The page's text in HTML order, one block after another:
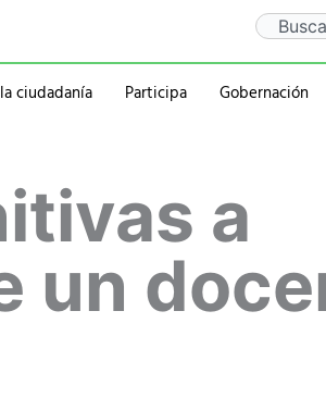
Search
ciudadanía
eventos
Ubicación
Participa Gobernación
2016-2019
2012-2015
a
un